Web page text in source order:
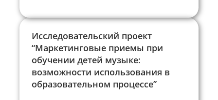
Исследовательский проект
“Маркетинговые приемы при
обучении детей музыке:
возможности использования в
образовательном процессе”